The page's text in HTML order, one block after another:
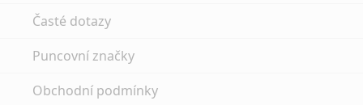
Časté dotazy
Puncovní značky
Obchodní podmínky